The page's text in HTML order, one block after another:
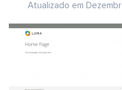
Atualizado em